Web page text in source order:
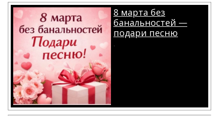
8 марта без
банальностей —
подари песню
.